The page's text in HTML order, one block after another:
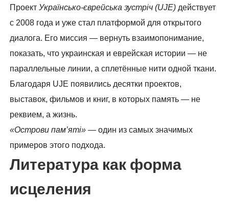
ПроектУкраїнсько-єврейська зустріч (UJE) действует
с 2008 года и уже стал платформой для открытого
диалога. Его миссия — вернуть взаимопонимание,
показать, что украинская и еврейская истории — не
параллельные линии, а сплетённые нити одной ткани.
Благодаря UJE появились десятки проектов,
выставок, фильмов и книг, в которых память — не
реквием, а жизнь.
«Острови пам’яті» — один из самых значимых
примеров этого подхода.
Литература как форма
исцеления